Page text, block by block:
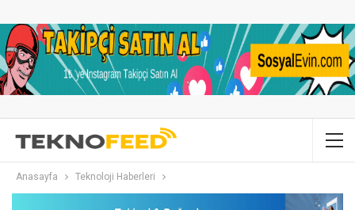
Anasayfa Teknoloji Haberleri